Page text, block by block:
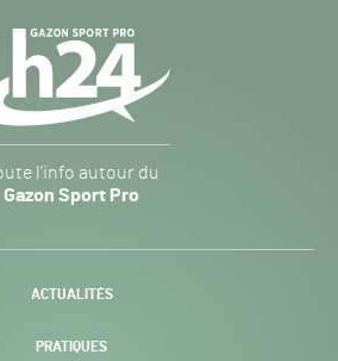
Sport
Pro
-
l’info autour du
Gazon Sport Pro
ACTUALITÉS
PRATIQUES